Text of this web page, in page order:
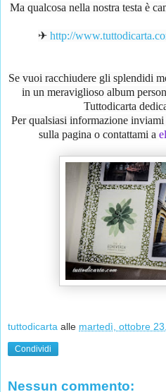
Ma qualcosa nella nostra testa è
✈ http://
Se vuoi racchiudere gli splendidi
in un meraviglioso album
Tuttodicarta
Per qualsiasi informazione
sulla pagina o contattami a
tuttodicarta alle martedì, ottobre
Condividi
Nessun commento: